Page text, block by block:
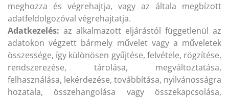
meghozza és végrehajtja, vagy az általa megbízott
adatfeldolgozóval végrehajtatja.
Adatkezelés: az alkalmazott eljárástól függetlenül az
adatokon végzett bármely művelet vagy a műveletek
összessége, így különösen gyűjtése, felvétele, rögzítése,
rendszerezése, tárolása, megváltoztatása,
felhasználása, lekérdezése, továbbítása, nyilvánosságra
hozatala, összehangolása vagy összekapcsolása,